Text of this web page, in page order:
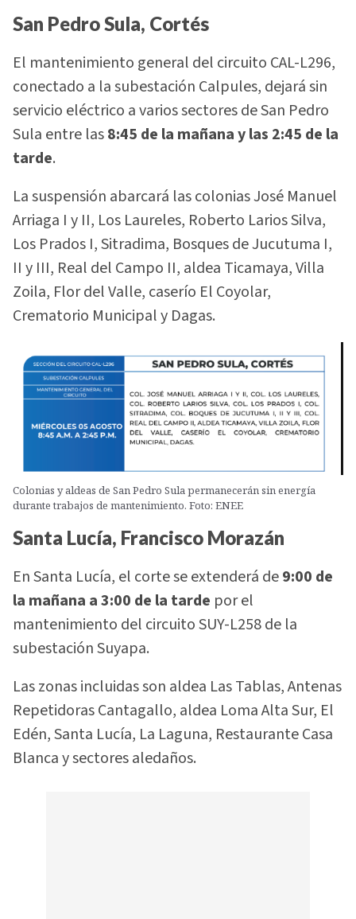
San Pedro Sula, Cortés
El mantenimiento general del circuito CAL-L296,
conectado a la subestación Calpules, dejará sin
servicio eléctrico a varios sectores de San Pedro
Sula entre las8:45 de la mañana y las 2:45 de la
tarde.
La suspensión abarcará las colonias José Manuel
Arriaga I y II, Los Laureles, Roberto Larios Silva,
Los Prados I, Sitradima, Bosques de Jucutuma I,
II y III, Real del Campo II, aldea Ticamaya, Villa
Zoila, Flor del Valle, caserío El Coyolar,
Crematorio Municipal y Dagas.
Colonias y aldeas de San Pedro Sula permanecerán sin energía
durante trabajos de mantenimiento. Foto: ENEE
Santa Lucía, Francisco Morazán
En Santa Lucía, el corte se extenderá de9:00 de
la mañana a 3:00 de la tarde por el
mantenimiento del circuito SUY-L258 de la
subestación Suyapa.
Las zonas incluidas son aldea Las Tablas, Antenas
Repetidoras Cantagallo, aldea Loma Alta Sur, El
Edén, Santa Lucía, La Laguna, Restaurante Casa
Blanca y sectores aledaños.